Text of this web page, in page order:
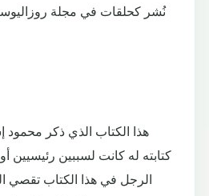
نُشر كحلقات في مجلة
هذا الكتاب الذي ذكر
كتابته له كانت لسببين رئيسيين
الرجل في هذا الكتاب تقصي